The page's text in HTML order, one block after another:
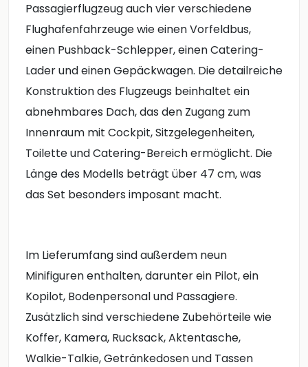
Passagierflugzeug auch vier verschiedene
Flughafenfahrzeuge wie einen Vorfeldbus,
einen Pushback-Schlepper, einen Catering-
Lader und einen Gepäckwagen. Die detailreiche
Konstruktion des Flugzeugs beinhaltet ein
abnehmbares Dach, das den Zugang zum
Innenraum mit Cockpit, Sitzgelegenheiten,
Toilette und Catering-Bereich ermöglicht. Die
Länge des Modells beträgt über 47 cm, was
das Set besonders imposant macht.
Im Lieferumfang sind außerdem neun
Minifiguren enthalten, darunter ein Pilot, ein
Kopilot, Bodenpersonal und Passagiere.
Zusätzlich sind verschiedene Zubehörteile wie
Koffer, Kamera, Rucksack, Aktentasche,
Walkie-Talkie, Getränkedosen und Tassen